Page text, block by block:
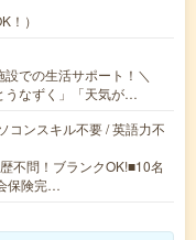
！）
での生活サポート！＼
うなずく」「天気が…
コンスキル不要 / 英語力不
不問！ブランクOK!■10名
保険完…